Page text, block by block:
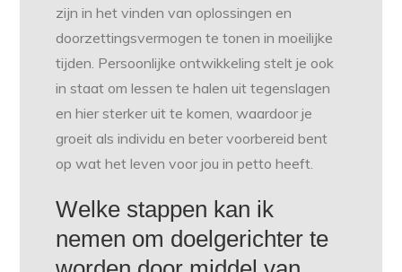
zijn in het vinden van oplossingen en
doorzettingsvermogen te tonen in moeilijke
tijden. Persoonlijke ontwikkeling stelt je ook
in staat om lessen te halen uit tegenslagen
en hier sterker uit te komen, waardoor je
groeit als individu en beter voorbereid bent
op wat het leven voor jou in petto heeft.
Welke stappen kan ik
nemen om doelgerichter te